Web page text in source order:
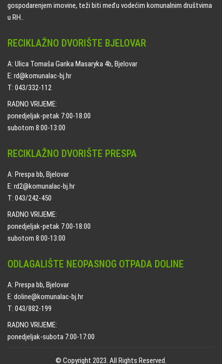
gospodarenjem imovine, teži biti među vodećim komunalnim društvima
u RH..
RECIKLAŽNO DVORIŠTE BJELOVAR
A: Ulica Tomaša Garika Masaryka 4b, Bjelovar
E: rd@komunalac-bj.hr
T: 043/332-112
RADNO VRIJEME:
ponedjeljak-petak 7:00-18:00
subotom 8:00-13:00
RECIKLAŽNO DVORIŠTE PRESPA
A: Prespa bb, Bjelovar
E: rd2@komunalac-bj.hr
T: 043/242-450
RADNO VRIJEME:
ponedjeljak-petak 7:00-18:00
subotom 8:00-13:00
ODLAGALIŠTE NEOPASNOG OTPADA DOLINE
A: Prespa bb, Bjelovar
E: doline@komunalac-bj.hr
T: 043/882-199
RADNO VRIJEME:
ponedjeljak-subota 7:00-17:00
© Copyright 2023. All Rights Reserved.